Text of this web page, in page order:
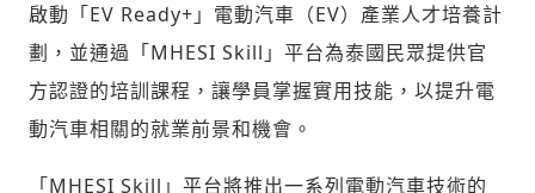
啟動「EV Ready+」電動汽車（EV）產業人才培養計
劃，並通過「MHESI Skill」平台為泰國民眾提供官
方認證的培訓課程，讓學員掌握實用技能，以提升電
動汽車相關的就業前景和機會。
「MHESI Skill」平台將推出一系列電動汽車技術的